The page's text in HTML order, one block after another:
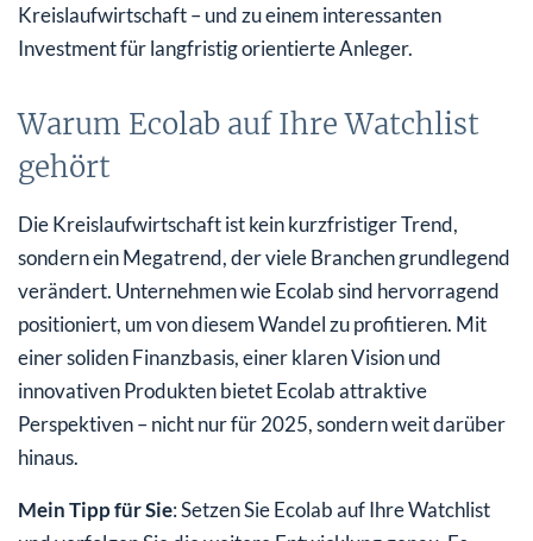
Kreislaufwirtschaft – und zu einem interessanten
Investment für langfristig orientierte Anleger.
Warum Ecolab auf Ihre Watchlist
gehört
Die Kreislaufwirtschaft ist kein kurzfristiger Trend,
sondern ein Megatrend, der viele Branchen grundlegend
verändert. Unternehmen wie Ecolab sind hervorragend
positioniert, um von diesem Wandel zu profitieren. Mit
einer soliden Finanzbasis, einer klaren Vision und
innovativen Produkten bietet Ecolab attraktive
Perspektiven – nicht nur für 2025, sondern weit darüber
hinaus.
Mein Tipp für Sie: Setzen Sie Ecolab auf Ihre Watchlist